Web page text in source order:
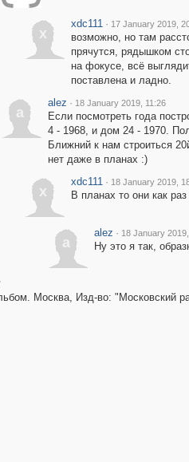
x
xdc111 · 17 January 2019,
возможно, но там
прячутся, рядышком
на фокусе, всё
поставлена и ладно.
a
alez · 18 January 2019, 11:26
Если посмотреть года
4 - 1968, и дом 24 - 1970.
Ближний к нам строиться
нет даже в планах :)
x
xdc111 · 18 January 2019,
В планах то они как
a
alez · 18 January
Ну это я так,
Москва, Изд-во: "Московский